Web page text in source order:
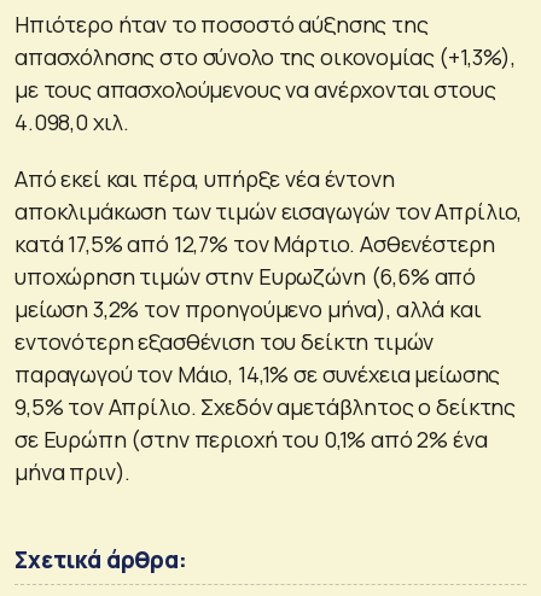
Ηπιότερο ήταν το ποσοστό αύξησης της
απασχόλησης στο σύνολο της οικονομίας (+1,3%),
με τους απασχολούμενους να ανέρχονται στους
4.098,0 χιλ.
Από εκεί και πέρα, υπήρξε νέα έντονη
αποκλιμάκωση των τιμών εισαγωγών τον Απρίλιο,
κατά 17,5% από 12,7% τον Μάρτιο. Ασθενέστερη
υποχώρηση τιμών στην Ευρωζώνη (6,6% από
μείωση 3,2% τον προηγούμενο μήνα), αλλά και
εντονότερη εξασθένιση του δείκτη τιμών
παραγωγού τον Μάιο, 14,1% σε συνέχεια μείωσης
9,5% τον Απρίλιο. Σχεδόν αμετάβλητος ο δείκτης
σε Ευρώπη (στην περιοχή του 0,1% από 2% ένα
μήνα πριν).
Σχετικά άρθρα: